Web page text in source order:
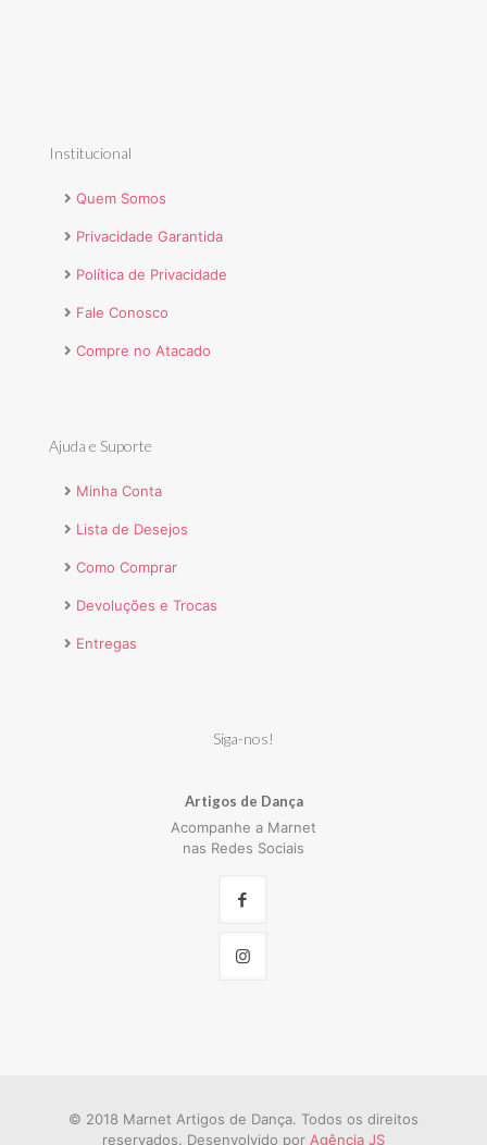
Institucional
Quem Somos
Privacidade Garantida
Política de Privacidade
Fale Conosco
Compre no Atacado
Ajuda e Suporte
Minha Conta
Lista de Desejos
Como Comprar
Devoluções e Trocas
Entregas
Siga-nos!
Artigos de Dança
Acompanhe a Marnet
nas Redes Sociais
© 2018 Marnet Artigos de Dança. Todos os direitos
reservados. Desenvolvido por Agência JS